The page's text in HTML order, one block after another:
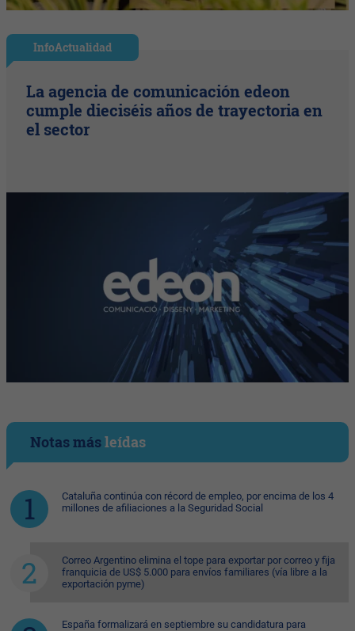
InfoActualidad
La agencia de comunicación edeon
cumple dieciséis años de trayectoria en
el sector
Notas másleídas
Cataluña continúa con récord de empleo, por encima de los 4
millones de afiliaciones a la Seguridad Social
Correo Argentino elimina el tope para exportar por correo y fija
franquicia de US$ 5.000 para envíos familiares (vía libre a la
exportación pyme)
España formalizará en septiembre su candidatura para